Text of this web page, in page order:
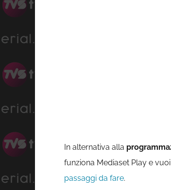
In alternativa alla
funziona Mediaset Play e
passaggi da fare.